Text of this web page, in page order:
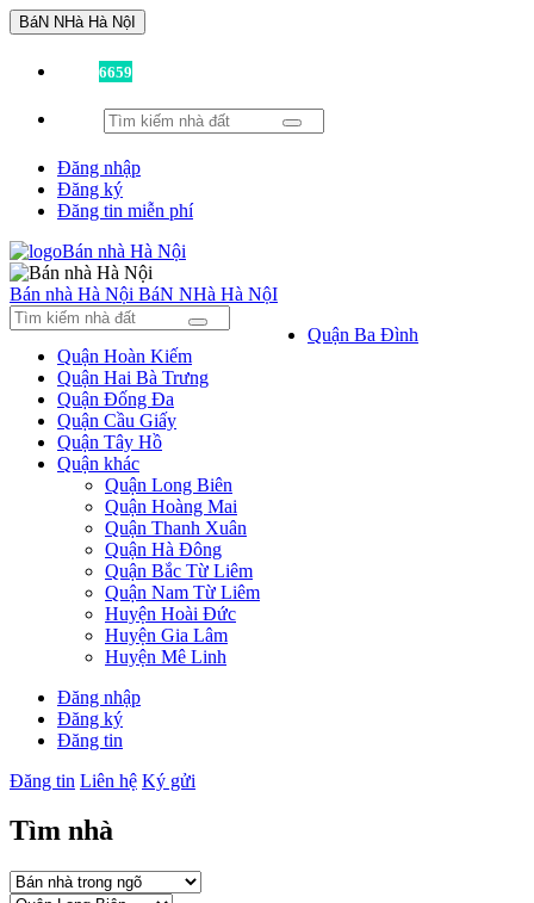
BáN NHà Hà NộI
6659
Đăng nhập
Đăng ký
Đăng tin miễn phí
Bán nhà Hà Nội BáN NHà Hà NộI
Quận Ba Đình
Quận Hoàn Kiếm
Quận Hai Bà Trưng
Quận Đống Đa
Quận Cầu Giấy
Quận Tây Hồ
Quận khác
Quận Long Biên
Quận Hoàng Mai
Quận Thanh Xuân
Quận Hà Đông
Quận Bắc Từ Liêm
Quận Nam Từ Liêm
Huyện Hoài Đức
Huyện Gia Lâm
Huyện Mê Linh
Đăng nhập
Đăng ký
Đăng tin
Đăng tin Liên hệ Ký gửi
Tìm nhà